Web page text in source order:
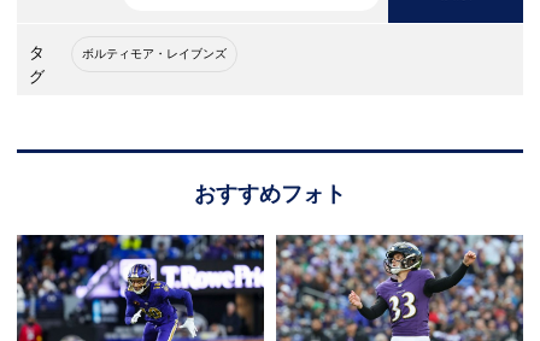
タ
グ
ボルティモア・レイブンズ
おすすめフォト